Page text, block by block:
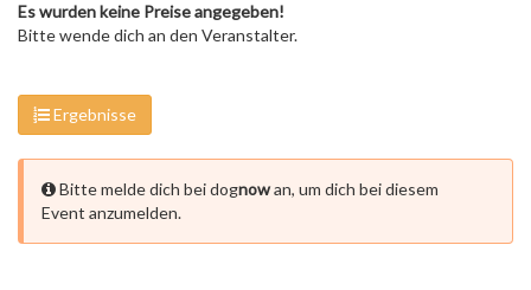
Es wurden keine Preise angegeben!
Bitte wende dich an den Veranstalter.
Ergebnisse
Bitte melde dich bei dognowan, um dich bei diesem
Event anzumelden.